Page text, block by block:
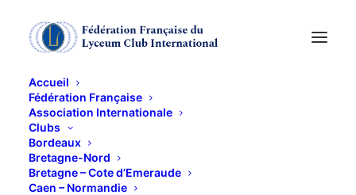
Accueil
Fédération Française
Association Internationale
Clubs
Bordeaux
Bretagne-Nord
Bretagne – Cote d’Emeraude
Caen – Normandie
Balade dans le
Vercors